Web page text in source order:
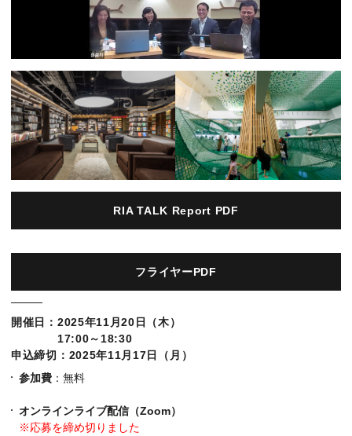
RIA TALK Report PDF
フライヤーPDF
開催日：2025年11月20日（木）
17:00～18:30
申込締切：2025年11月17日（月）
参加費 ：無料
オンラインライブ配信（Zoom）
※応募を締め切りました